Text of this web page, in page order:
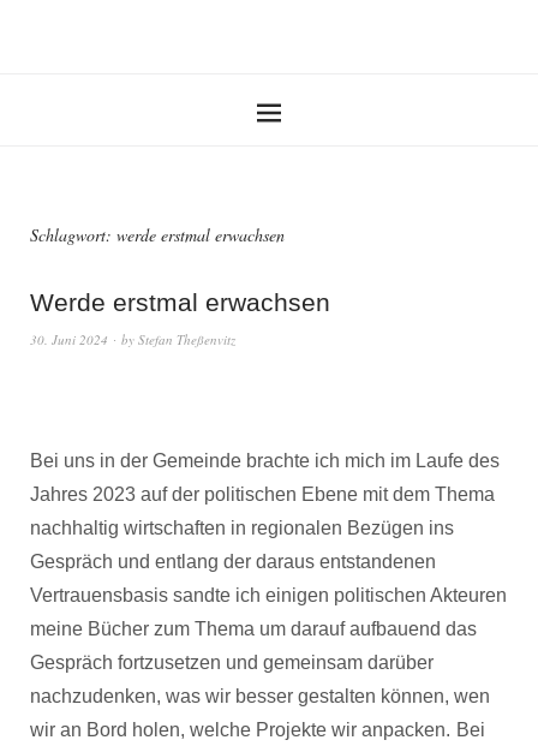
Schlagwort: werde erstmal erwachsen
Werde erstmal erwachsen
30. Juni 2024 by Stefan Theßenvitz
Bei uns in der Gemeinde brachte ich mich im Laufe des
Jahres 2023 auf der politischen Ebene mit dem Thema
nachhaltig wirtschaften in regionalen Bezügen ins
Gespräch und entlang der daraus entstandenen
Vertrauensbasis sandte ich einigen politischen Akteuren
meine Bücher zum Thema um darauf aufbauend das
Gespräch fortzusetzen und gemeinsam darüber
nachzudenken, was wir besser gestalten können, wen
wir an Bord holen, welche Projekte wir anpacken. Bei